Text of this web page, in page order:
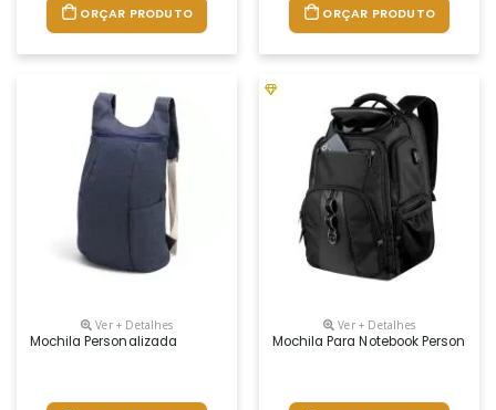
ORÇAR PRODUTO ORÇAR PRODUTO
Ver + Detalhes
Mochila Personalizada
Ver + Detalhes
Mochila Para Notebook